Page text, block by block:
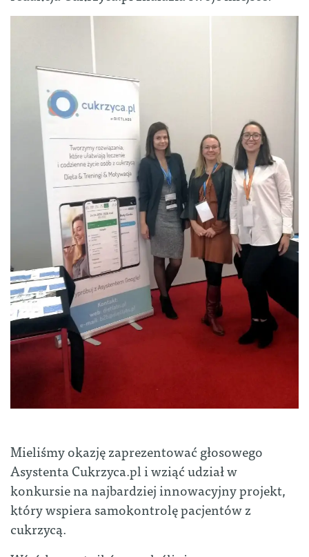
Mieliśmy okazję zaprezentować głosowego
Asystenta Cukrzyca.pl i wziąć udział w
konkursie na najbardziej innowacyjny projekt,
który wspiera samokontrolę pacjentów z
cukrzycą.